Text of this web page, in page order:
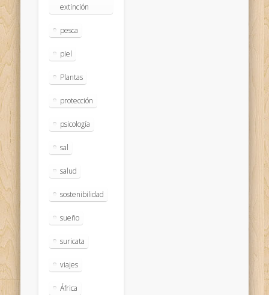
extinción
pesca
piel
Plantas
protección
psicología
sal
salud
sostenibilidad
sueño
suricata
viajes
África